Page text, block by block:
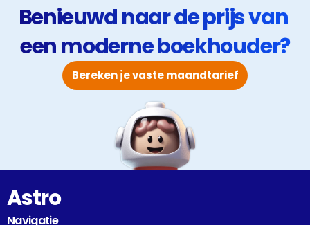
Benieuwd naar de prijs van
een moderne boekhouder?
Bereken je vaste maandtarief
Astro
Navigatie